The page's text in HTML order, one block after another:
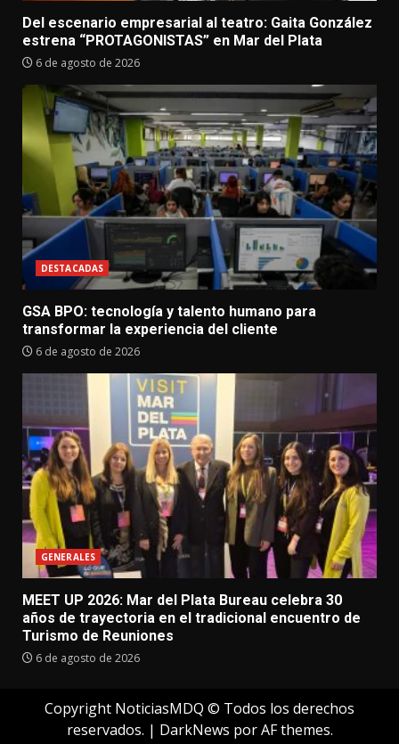
Del escenario empresarial al teatro: Gaita González
estrena “PROTAGONISTAS” en Mar del Plata
6 de agosto de 2026
DESTACADAS
GSA BPO: tecnología y talento humano para
transformar la experiencia del cliente
6 de agosto de 2026
GENERALES
MEET UP 2026: Mar del Plata Bureau celebra 30
años de trayectoria en el tradicional encuentro de
Turismo de Reuniones
6 de agosto de 2026
Copyright NoticiasMDQ © Todos los derechos
reservados. | DarkNews por AF themes.